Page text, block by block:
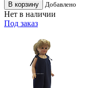
В корзину Добавлено
Нет в наличии
Под заказ